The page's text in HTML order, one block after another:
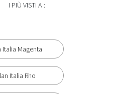
I PIÙ VISTI A :
Italia Magenta
Italia Rho